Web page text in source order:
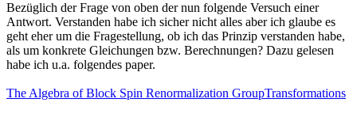
Bezüglich der Frage von oben der nun folgende Versuch einer
Antwort. Verstanden habe ich sicher nicht alles aber ich glaube es
geht eher um die Fragestellung, ob ich das Prinzip verstanden habe,
als um konkrete Gleichungen bzw. Berechnungen? Dazu gelesen
habe ich u.a. folgendes paper.
The Algebra of Block Spin Renormalization GroupTransformations